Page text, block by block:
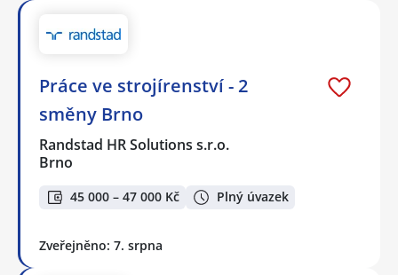
Práce ve strojírenství - 2
směny Brno
Randstad HR Solutions s.r.o.
Brno
45 000 – 47 000 Kč Plný úvazek
Zveřejněno: 7. srpna